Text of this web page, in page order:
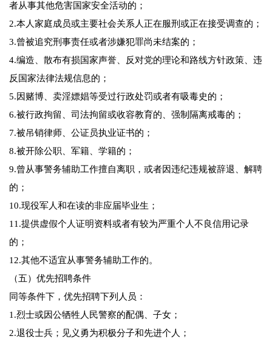
者从事其他危害国家安全活动的；
2.本人家庭成员或主要社会关系人正在服刑或正在接受调查的；
3.曾被追究刑事责任或者涉嫌犯罪尚未结案的；
4.编造、散布有损国家声誉、反对党的理论和路线方针政策、违
反国家法律法规信息的；
5.因赌博、卖淫嫖娼等受过行政处罚或者有吸毒史的；
6.被行政拘留、司法拘留或收容教育的、强制隔离戒毒的；
7.被吊销律师、公证员执业证书的；
8.被开除公职、军籍、学籍的；
9.曾从事警务辅助工作擅自离职，或者因违纪违规被辞退、解聘
的；
10.现役军人和在读的非应届毕业生；
11.提供虚假个人证明资料或者有较为严重个人不良信用记录
的；
12.其他不适宜从事警务辅助工作的。
（五）优先招聘条件
同等条件下，优先招聘下列人员：
1.烈士或因公牺牲人民警察的配偶、子女；
2.退役士兵；见义勇为积极分子和先进个人；